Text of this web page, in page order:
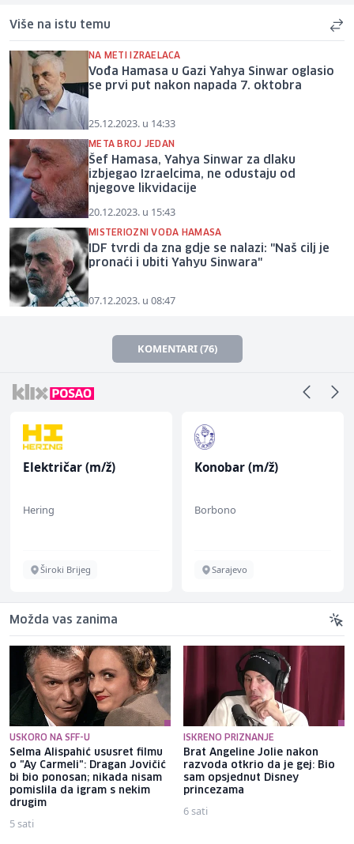
Više na istu temu
NA METI IZRAELACA
Vođa Hamasa u Gazi Yahya Sinwar oglasio
se prvi put nakon napada 7. oktobra
25.12.2023. u 14:33
META BROJ JEDAN
Šef Hamasa, Yahya Sinwar za dlaku
izbjegao Izraelcima, ne odustaju od
njegove likvidacije
20.12.2023. u 15:43
MISTERIOZNI VOĐA HAMASA
IDF tvrdi da zna gdje se nalazi: "Naš cilj je
pronaći i ubiti Yahyu Sinwara"
07.12.2023. u 08:47
KOMENTARI (76)
Električar (m/ž)
Hering
Široki Brijeg
Konobar (m/ž)
Borbono
Sarajevo
Možda vas zanima
USKORO NA SFF-U
Selma Alispahić ususret filmu
o "Ay Carmeli": Dragan Jovičić
bi bio ponosan; nikada nisam
pomislila da igram s nekim
drugim
5 sati
ISKRENO PRIZNANJE
Brat Angeline Jolie nakon
razvoda otkrio da je gej: Bio
sam opsjednut Disney
princezama
6 sati